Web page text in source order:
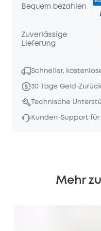
Bequem bezahlen
Zuverlässige
Lieferung
Schneller,
30 Tage Geld-
Technische
Kunden-Support
Mehr